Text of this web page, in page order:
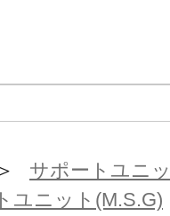
サポートユニ
ユニット(M.S.G)